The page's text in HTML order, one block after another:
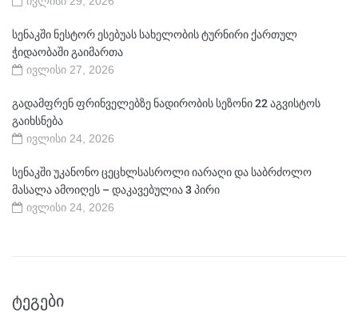
სენაკში ნესტორ ესებუას სახელობის ტურნირი ქართულ
ჭიდაობაში გაიმართა
ივლისი 27, 2026
გადამფრენ ფრინველებზე ნადირობის სეზონი 22 აგვისტოს
გაიხსნება
ივლისი 24, 2026
სენაკში უკანონო ცეცხლსასროლი იარაღი და საბრძოლო
მასალა ამოიღეს – დაკავებულია 3 პირი
ივლისი 24, 2026
ᲢᲔᲒᲔᲑᲘ